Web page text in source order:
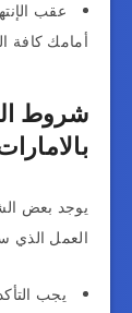
عقب
أمامك كافة
شروط
يوجد بعض
العمل الذي
يجب